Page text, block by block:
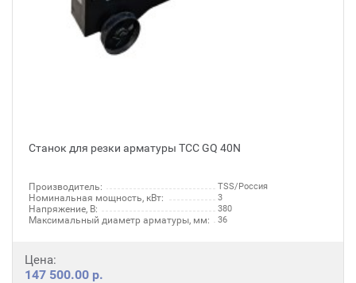
Станок для резки арматуры ТСС GQ 40N
Производитель: TSS/Россия
Номинальная мощность, кВт: 3
Напряжение, В: 380
Максимальный диаметр арматуры, мм: 36
Цена:
147 500.00 р.